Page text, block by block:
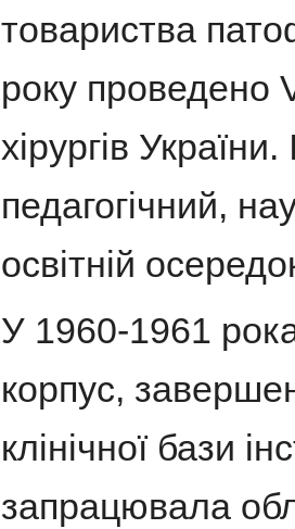
товариства
року проведено
хiрургiв
педагогiчний,
освiтнiй
У 1960-1961
корпус,
клiнiчної бази
запрацювала